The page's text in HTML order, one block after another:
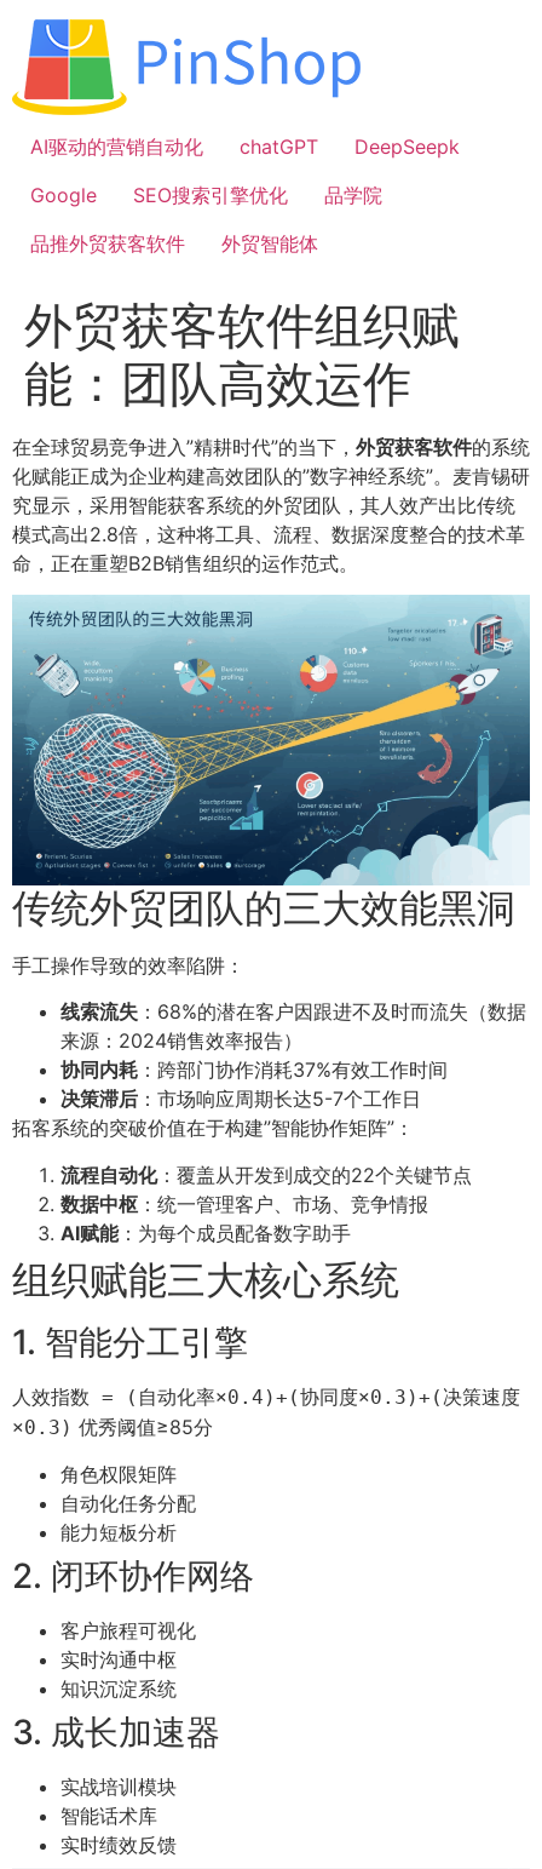
容
AI驱动的营销自动化
chatGPT
DeepSeepk
Google
SEO搜索引擎优化
品学院
品推外贸获客软件
外贸智能体
外贸获客软件组织赋
能：团队高效运作
在全球贸易竞争进入”精耕时代”的当下， 外贸获客软件的系统
化赋能正成为企业构建高效团队的”数字神经系统”。麦肯锡研
究显示，采用智能获客系统的外贸团队，其人效产出比传统
模式高出2.8倍，这种将工具、流程、数据深度整合的技术革
命，正在重塑B2B销售组织的运作范式。
传统外贸团队的三大效能黑洞
手工操作导致的效率陷阱：
线索流失 ：68%的潜在客户因跟进不及时而流失（数据
来源：2024销售效率报告）
协同内耗 ：跨部门协作消耗37%有效工作时间
决策滞后 ：市场响应周期长达5-7个工作日
拓客系统的突破价值在于构建”智能协作矩阵”：
流程自动化：覆盖从开发到成交的22个关键节点
数据中枢 ：统一管理客户、市场、竞争情报
AI赋能：为每个成员配备数字助手
组织赋能三大核心系统
1. 智能分工引擎
人效指数 = (自动化率×0.4)+(协同度×0.3)+(决策速度
×0.3) 优秀阈值≥85分
角色权限矩阵
自动化任务分配
能力短板分析
2. 闭环协作网络
客户旅程可视化
实时沟通中枢
知识沉淀系统
3. 成长加速器
实战培训模块
智能话术库
实时绩效反馈